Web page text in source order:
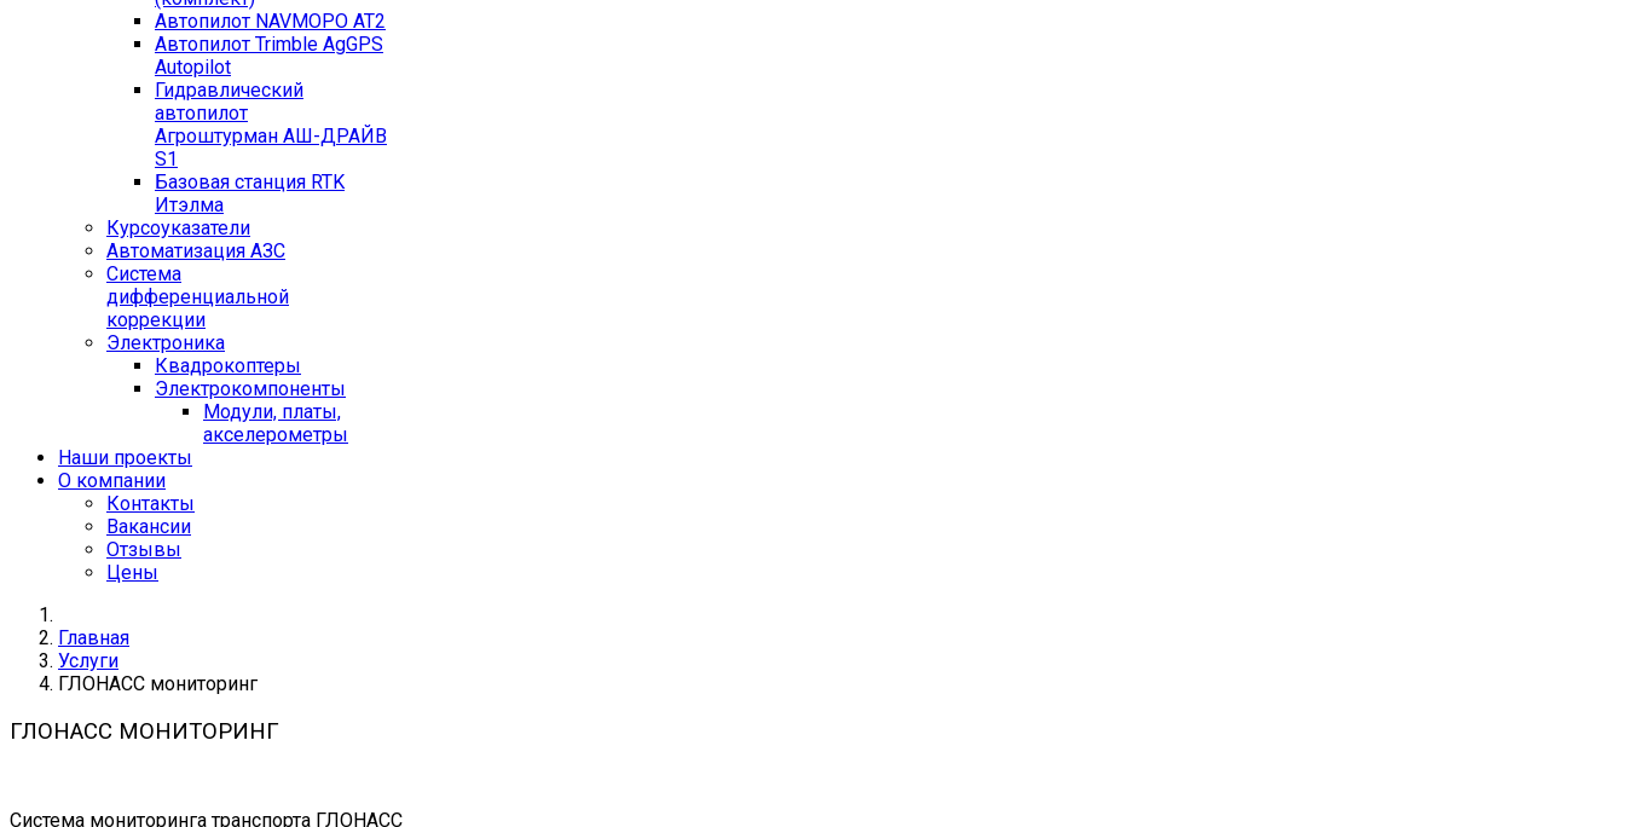
Автопилот NAVMOPO AT2
Автопилот Trimble AgGPS
Autopilot
Гидравлический
автопилот
Агроштурман АШ-ДРАЙВ
S1
Базовая станция RTK
Итэлма
Курсоуказатели
Автоматизация АЗС
Система
дифференциальной
коррекции
Электроника
Квадрокоптеры
Электрокомпоненты
Модули, платы,
акселерометры
Наши проекты
О компании
Контакты
Вакансии
Отзывы
Цены
Главная
Услуги
ГЛОНАСС мониторинг
ГЛОНАСС МОНИТОРИНГ
Система мониторинга транспорта ГЛОНАСС